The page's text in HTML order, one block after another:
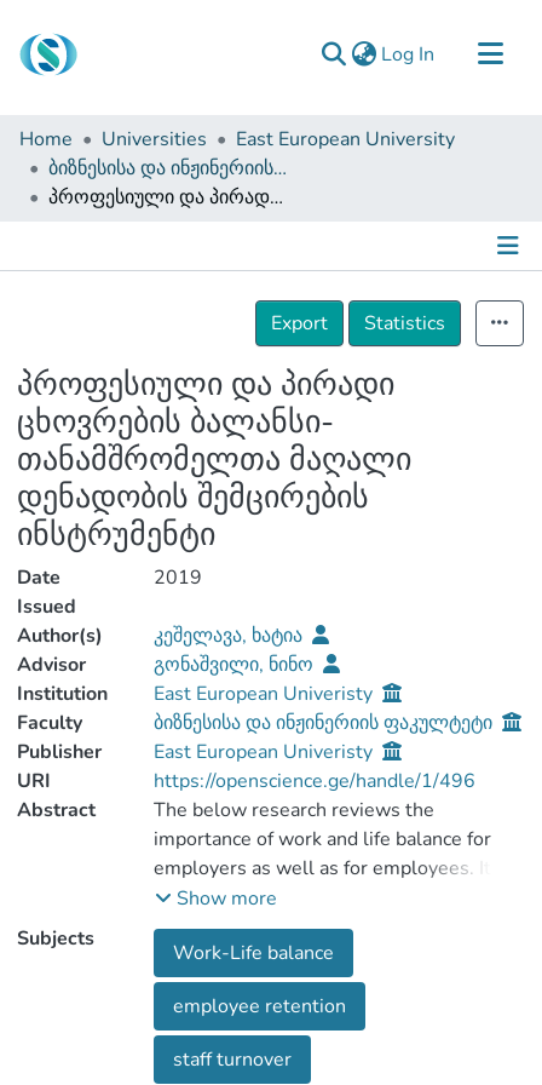
Log In (current)
Communities & Collections
Browse
Documentation
Home Universities
East European University
ბიზნესისა და ინჟინერიის ფაკულტეტი (დისერტაციები, სამაგისტრო ნაშრომები)
პროფესიული და პირადი ცხოვრების ბალანსი- თანამშრომელთა მაღალი დენადობის შემცირების ინსტრუმენტი
Details
Export
Statistics
პროფესიული და პირადი
ცხოვრების ბალანსი-
თანამშრომელთა მაღალი
დენადობის შემცირების
ინსტრუმენტი
Date
Issued
2019
Author(s)
კეშელავა, ხატია
Advisor
გონაშვილი, ნინო
Institution
East European Univeristy
Faculty
ბიზნესისა და ინჟინერიის ფაკულტეტი
Publisher
East European Univeristy
URI
https://openscience.ge/handle/1/496
Abstract
The below research reviews the
importance of work and life balance for
employers as well as for employees. It
also refers to the impact of high turnover
taking into consideration its direct and
indirect costs.
The research aims at determining the
relationship between work-life balance
and turnover at organizations. Mass
survey as one of the most common
Show more
Subjects
Work-Life balance
employee retention
staff turnover